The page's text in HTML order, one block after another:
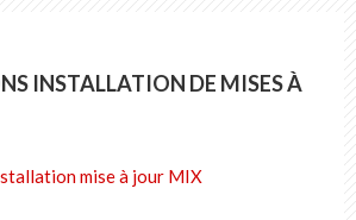
INSTALLATION DE MISES À
mise à jour MIX